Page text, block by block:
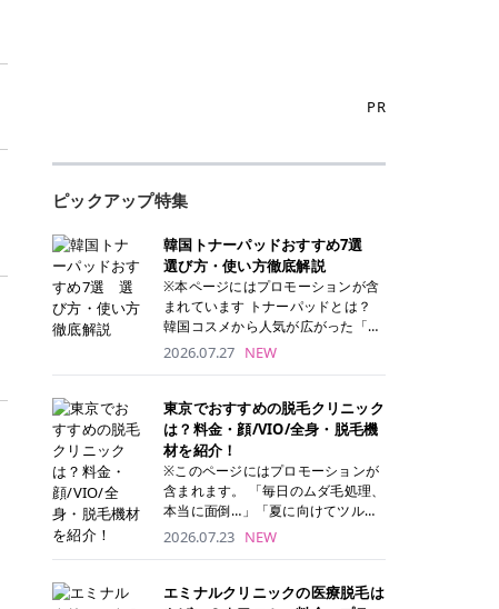
PR
ピックアップ特集
韓国トナーパッドおすすめ7選
選び方・使い方徹底解説
※本ページにはプロモーションが含
まれています トナーパッドとは？
韓国コスメから人気が広がった「ト
ナーパッド」は、化粧水や美容液を
トナーパッドは洗顔後に肌をやさし
く拭き取ることで、古い角質や余分
な皮脂汚れをオフしながら、うるお
いを与えられるのが特徴✨ さらに、
気になる部分には数分のせて部分用
パックとしても使用できるため、1
両方を叶えられます。 韓国コスメブ
ランドを中心に人気を集めていまし
たが、現在では日本でも定番のスキ
2026.07.27 NEW
東京でおすすめの脱毛クリニック
は？料金・顔/VIO/全身・脱毛機
材を紹介！
※このページにはプロモーションが
含まれます。 「毎日のムダ毛処理、
本当に面倒…」「夏に向けてツルツ
ル肌になりたい！」 そう思って東京
べばいいの？と迷ってしまいますよ
2026.07.23 NEW
エミナルクリニックの医療脱毛は